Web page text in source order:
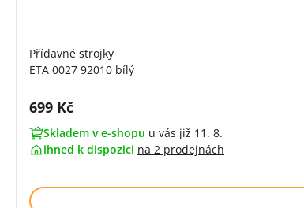
Přídavné strojky
ETA 0027 92010 bílý
Cena s DPH:
699 Kč
Skladem v e-shopu u vás již 11. 8.
ihned k dispozici na 2 prodejnách